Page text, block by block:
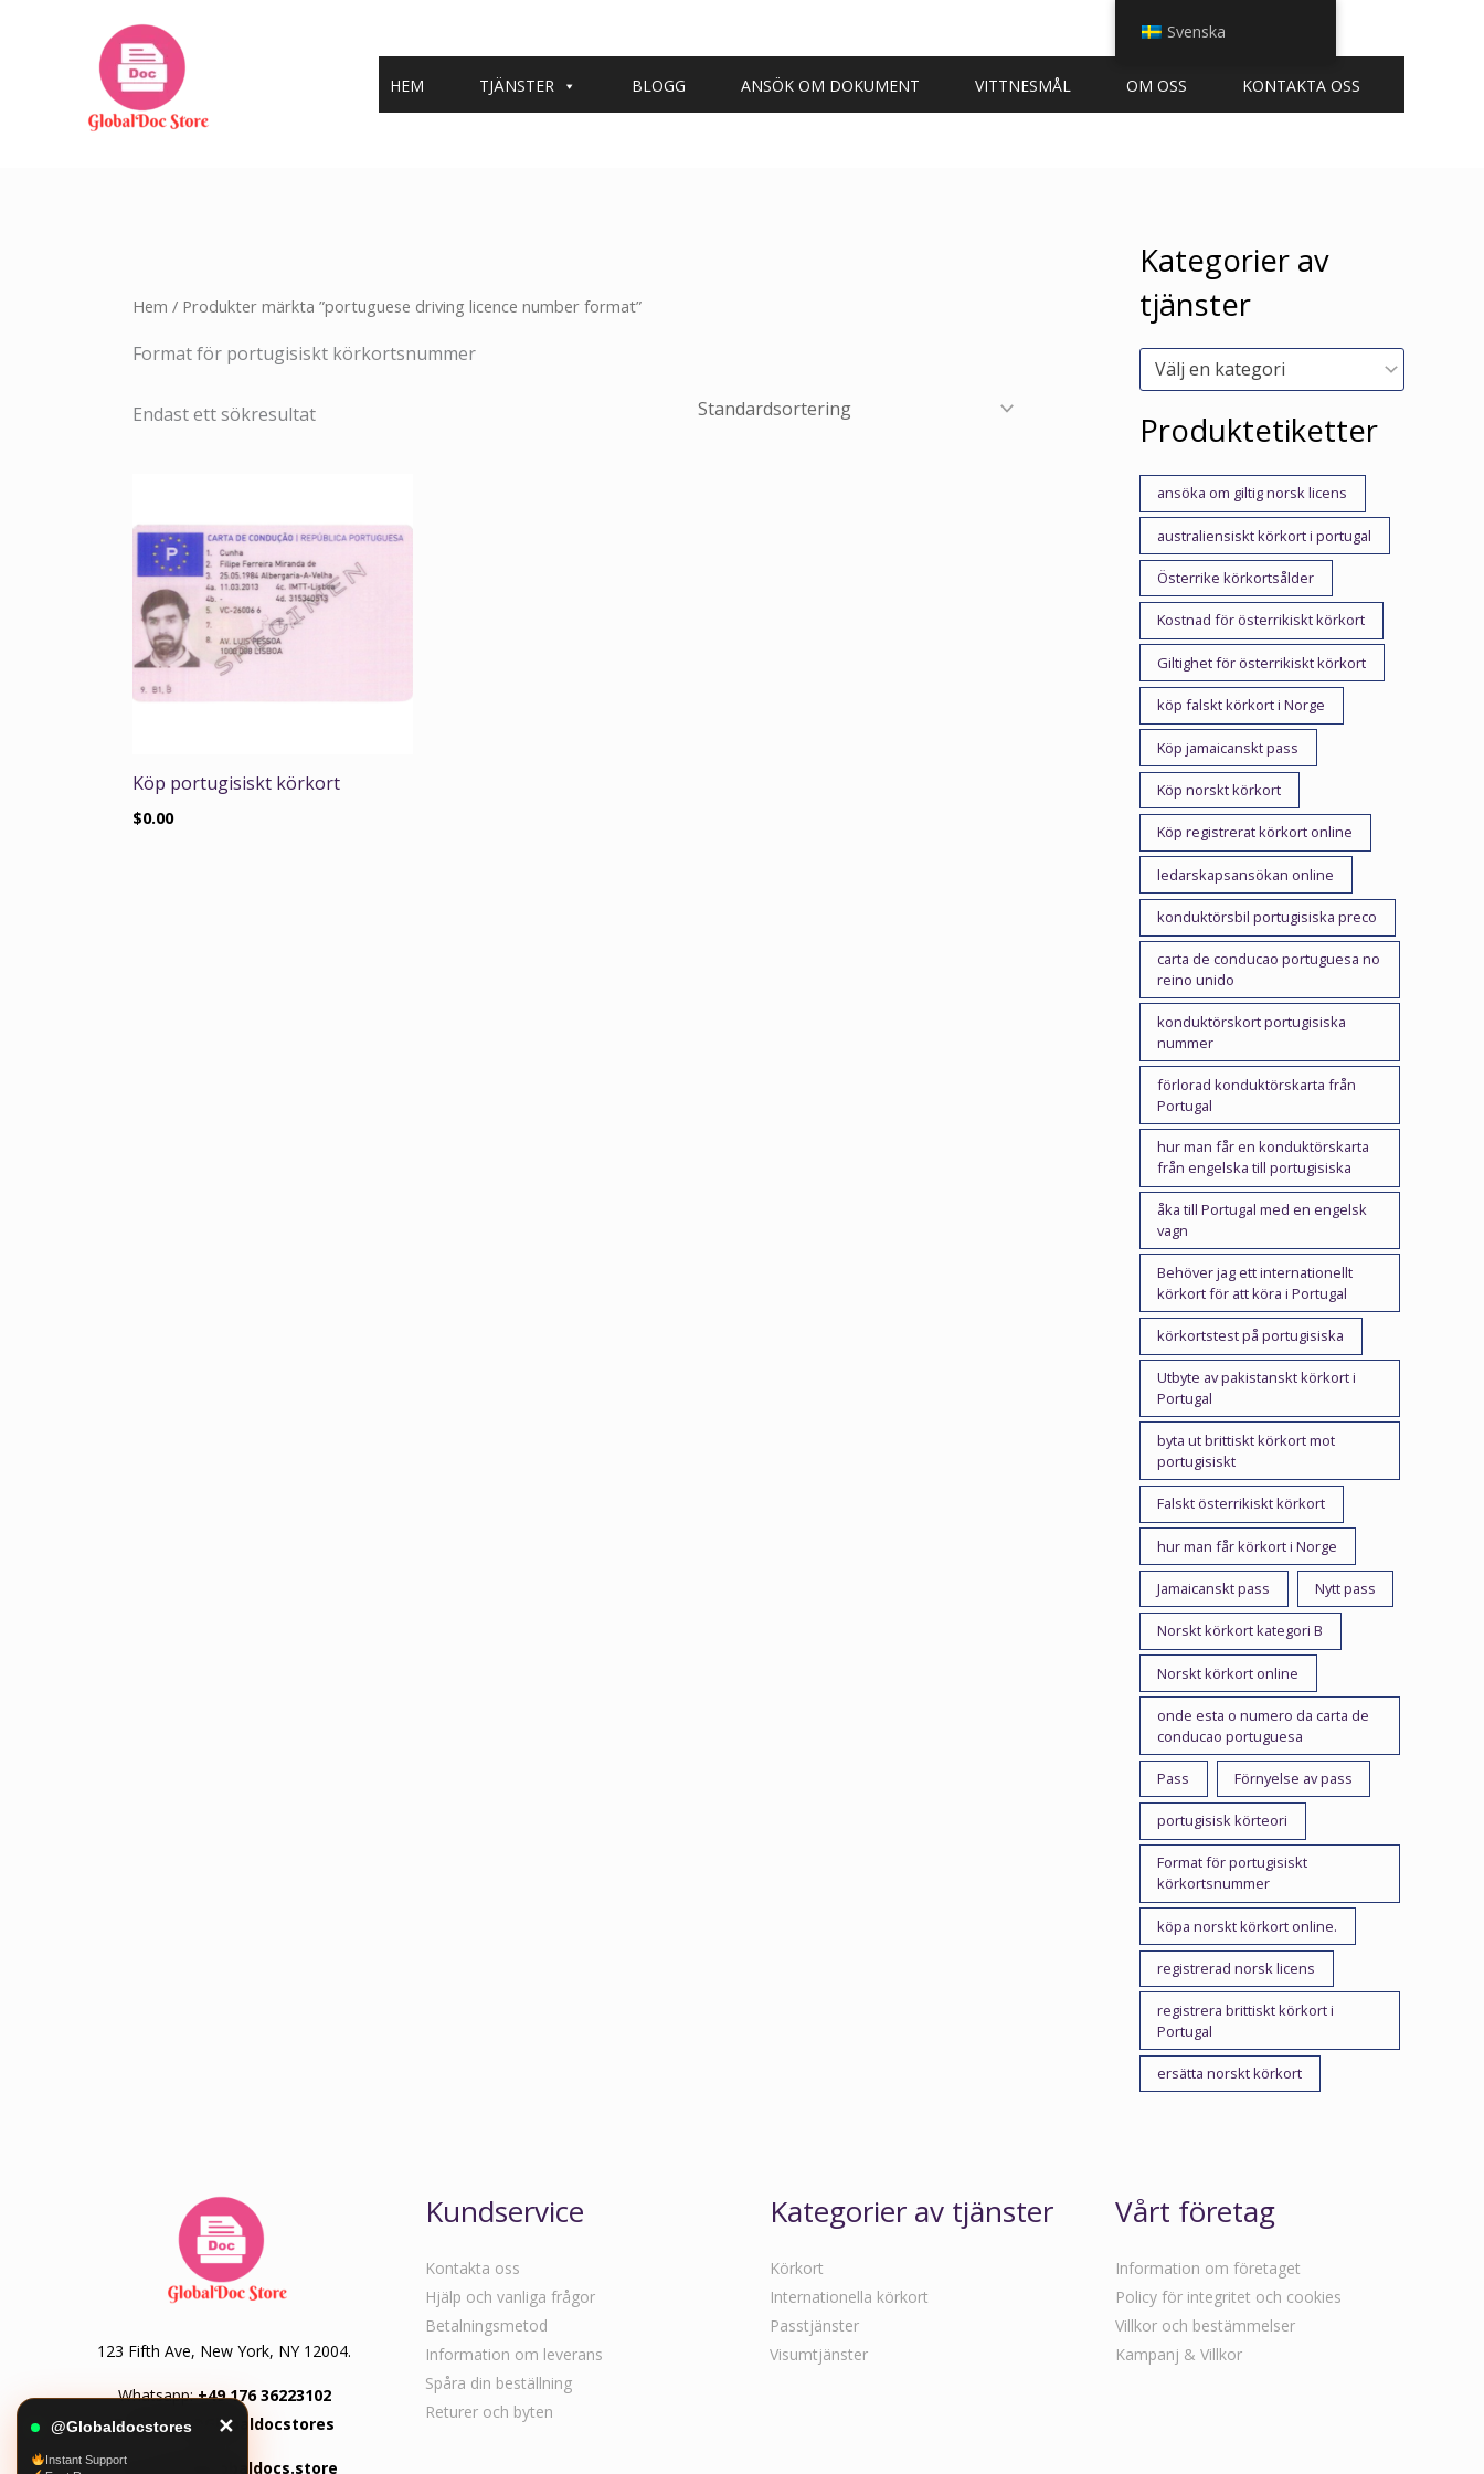
HEM TJÄNSTER BLOGG ANSÖK OM DOKUMENT VITTNESMÅL OM OSS KONTAKTA OSS
Hem / Produkter märkta ”portuguese driving licence number format”
Format för portugisiskt körkortsnummer
Endast ett sökresultat
Köp portugisiskt körkort
$0.00
Kategorier av
tjänster
Välj en kategori
Produktetiketter
ansöka om giltig norsk licens
australiensiskt körkort i portugal
Österrike körkortsålder
Kostnad för österrikiskt körkort
Giltighet för österrikiskt körkort
köp falskt körkort i Norge
Köp jamaicanskt pass
Köp norskt körkort
Köp registrerat körkort online
ledarskapsansökan online
konduktörsbil portugisiska preco
carta de conducao portuguesa no
reino unido
konduktörskort portugisiska
nummer
förlorad konduktörskarta från
Portugal
hur man får en konduktörskarta
från engelska till portugisiska
åka till Portugal med en engelsk
vagn
Behöver jag ett internationellt
körkort för att köra i Portugal
körkortstest på portugisiska
Utbyte av pakistanskt körkort i
Portugal
byta ut brittiskt körkort mot
portugisiskt
Falskt österrikiskt körkort
hur man får körkort i Norge
Jamaicanskt pass Nytt pass
Norskt körkort kategori B
Norskt körkort online
onde esta o numero da carta de
conducao portuguesa
Pass Förnyelse av pass
portugisisk körteori
Format för portugisiskt
körkortsnummer
köpa norskt körkort online.
registrerad norsk licens
registrera brittiskt körkort i
Portugal
ersätta norskt körkort
123 Fifth Ave, New York, NY 12004.
Whatsapp:+49 176 36223102
Telegram:@Globaldocstores
Email: info@globaldocs.store
Kundservice
Kontakta oss
Hjälp och vanliga frågor
Betalningsmetod
Information om leverans
Spåra din beställning
Returer och byten
Kategorier av tjänster
Körkort
Internationella körkort
Passtjänster
Visumtjänster
Vårt företag
Information om företaget
Policy för integritet och cookies
Villkor och bestämmelser
Kampanj & Villkor
Svenska
@Globaldocstores ✕
Instant Support